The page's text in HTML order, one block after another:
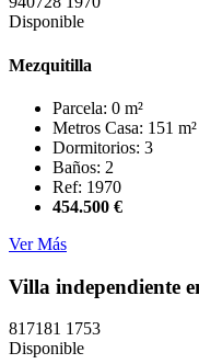
Disponible
Mezquitilla
Parcela: 0 m²
Metros Casa: 151 m²
Dormitorios: 3
Baños: 2
Ref: 1970
454.500 €
Ver Más
Villa independiente
817181 1753
Disponible